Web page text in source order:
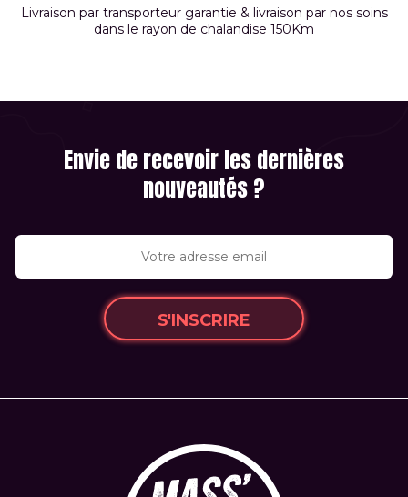
Livraison par transporteur garantie & livraison par nos soins
dans le rayon de chalandise 150Km
Envie de recevoir les dernières
nouveautés ?
S'INSCRIRE